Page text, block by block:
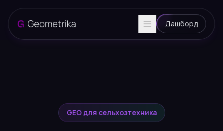
Дашборд
GEO для сельхозтехника